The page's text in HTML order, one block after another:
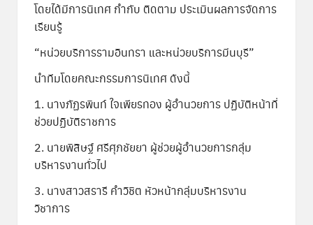
โดยได้มีการนิเทศ กำกับ ติดตาม ประเมินผลการจัดการ
เรียนรู้
“หน่วยบริการรามอินทรา และหน่วยบริการมีนบุรี”
นำทีมโดยคณะกรรมการนิเทศ ดังนี้
1. นางภัฏรพินท์ ใจเพียรทอง ผู้อำนวยการ ปฏิบัติหน้าที่
ช่วยปฏิบัติราชการ
2. นายพิสิษฐ์ ศรีศุภชัยยา ผู้ช่วยผู้อำนวยการกลุ่ม
บริหารงานทั่วไป
3. นางสาวสรารี คำวิชิต หัวหน้ากลุ่มบริหารงาน
วิชาการ